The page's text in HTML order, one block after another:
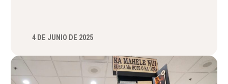
4 DE JUNIO DE 2025